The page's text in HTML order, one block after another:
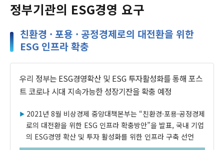
정부기관의 ESG경영 요구
친환경 · 포용 · 공정경제로의 대전환을 위한
ESG 인프라 확충
우리 정부는 ESG경영확산 및 ESG 투자활성화를 통해 포스
트 코로나 시대 지속가능한 성장기잔을 확충 예정
2021년 8월 비상경제 중앙대책본부는 “친환경·포용·공정경제
로의 대전환을 위한 ESG 인프라 확충방안”을 발표, 국내 기업
의 ESG경영 확산 및 투자 활성화를 위한 인프라 구축 선언